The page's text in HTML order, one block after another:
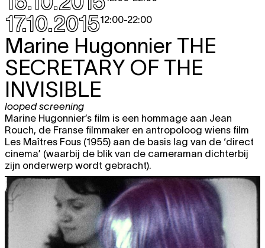
17.10.201512:00-22:00
Marine Hugonnier THE
SECRETARY OF THE
INVISIBLE
looped screening
Marine Hugonnier’s film is een hommage aan Jean
Rouch, de Franse filmmaker en antropoloog wiens film
Les Maîtres Fous (1955) aan de basis lag van de ‘direct
cinema’ (waarbij de blik van de cameraman dichterbij
zijn onderwerp wordt gebracht).